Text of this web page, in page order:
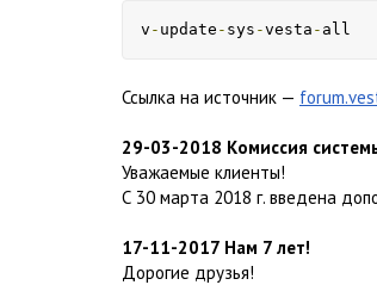
v - update - sys -vesta - all
Ссылка на источник —
29-03-2018 Комиссия
Уважаемые клиенты!
С 30 марта 2018 г. введена
17-11-2017 Нам 7 лет!
Дорогие друзья!